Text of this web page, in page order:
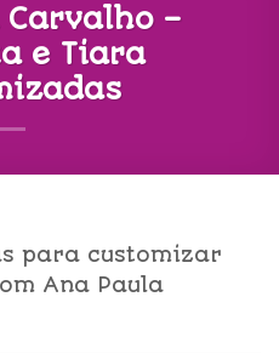
–
e Tiara
para customizar
Ana Paula